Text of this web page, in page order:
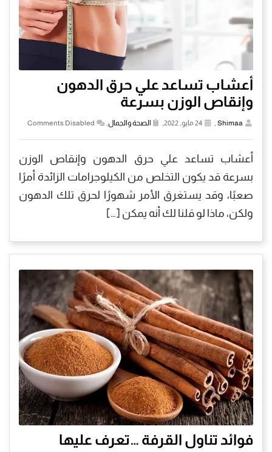
أعشاب تساعد علي حرق الدهون
وإنقاص الوزن بسرعة
Shimaa الصحة والجمال Comments Disabled
أعشاب تساعد علي حرق الدهون وإنقاص الوزن
بسرعة قد يكون التخلص من الكيلوجرامات الزائدة أمرًا
صعبًا، وقد يستغرق الأمر شهورًا لحرق تلك الدهون
ولكن، ماذا لو قلنا لك أنه يمكن […]
فوائد تناول القرفة …تعرف عليها